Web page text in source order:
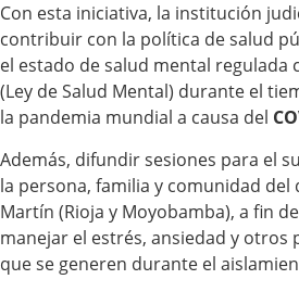
Con esta iniciativa, la institución
contribuir con la política de salud
el estado de salud mental regulada
(Ley de Salud Mental) durante el
la pandemia mundial a causa del
Además, difundir sesiones para el
la persona, familia y comunidad del
Martín (Rioja y Moyobamba), a fin
manejar el estrés, ansiedad y otros
que se generen durante el